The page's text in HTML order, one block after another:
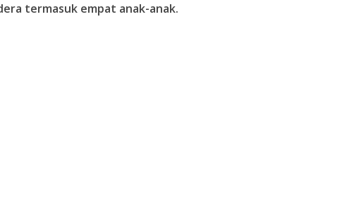
termasuk empat anak-anak.